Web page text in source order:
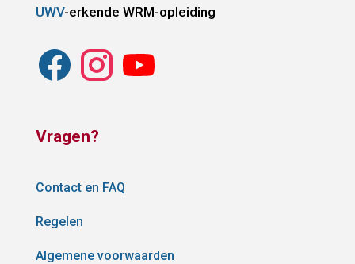
UWV-erkende WRM-opleiding
Vragen?
Contact en FAQ
Regelen
Algemene voorwaarden